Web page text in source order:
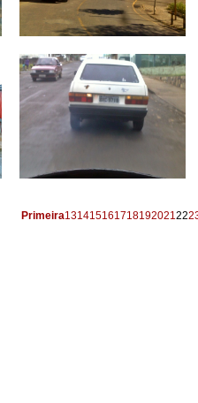
Primeira131415161718192021 22